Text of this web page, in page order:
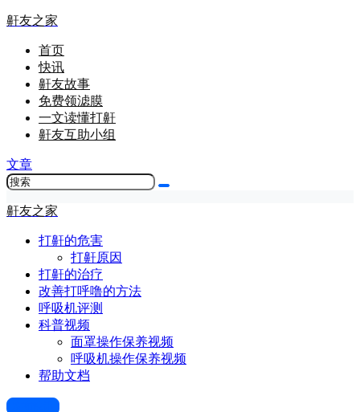
鼾友之家
首页
快讯
鼾友故事
免费领滤膜
一文读懂打鼾
鼾友互助小组
文章
鼾友之家
打鼾的危害
打鼾原因
打鼾的治疗
改善打呼噜的方法
呼吸机评测
科普视频
面罩操作保养视频
呼吸机操作保养视频
帮助文档